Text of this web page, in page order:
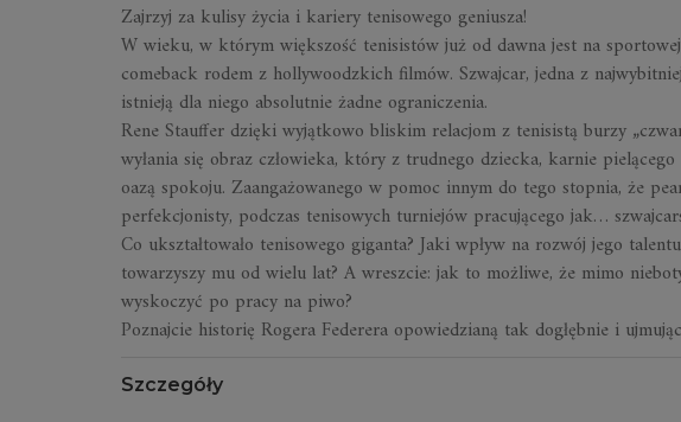
Zajrzyj za kulisy życia i kariery tenisowego geniusza!
W wieku, w którym większość tenisistów już od dawna jest na
comeback rodem z hollywoodzkich filmów. Szwajcar, jedna z
istnieją dla niego absolutnie żadne ograniczenia.
Rene Stauffer dzięki wyjątkowo bliskim relacjom z tenisistą burzy
wyłania się obraz człowieka, który z trudnego dziecka, karnie
oazą spokoju. Zaangażowanego w pomoc innym do tego stopnia, że
perfekcjonisty, podczas tenisowych turniejów pracującego jak…
Co ukształtowało tenisowego giganta? Jaki wpływ na rozwój jego
towarzyszy mu od wielu lat? A wreszcie: jak to możliwe, że mimo
wyskoczyć po pracy na piwo?
Poznajcie historię Rogera Federera opowiedzianą tak dogłębnie i
Szczegóły